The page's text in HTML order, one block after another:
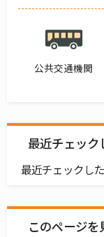
公共交通機関
最近チェック
最近チェックし
このページ